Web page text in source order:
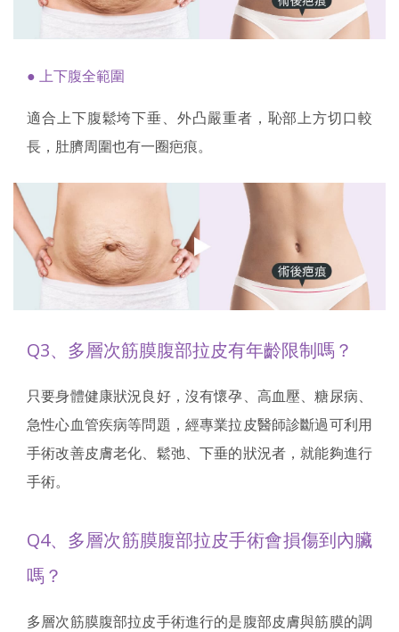
● 上下腹全範圍
適合上下腹鬆垮下垂、外凸嚴重者，恥部上方切口較
長，肚臍周圍也有一圈疤痕。
Q3、多層次筋膜腹部拉皮有年齡限制嗎？
只要身體健康狀況良好，沒有懷孕、高血壓、糖尿病、
急性心血管疾病等問題，經專業拉皮醫師診斷過可利用
手術改善皮膚老化、鬆弛、下垂的狀況者，就能夠進行
手術。
Q4、多層次筋膜腹部拉皮手術會損傷到內臟
嗎？
多層次筋膜腹部拉皮手術進行的是腹部皮膚與筋膜的調